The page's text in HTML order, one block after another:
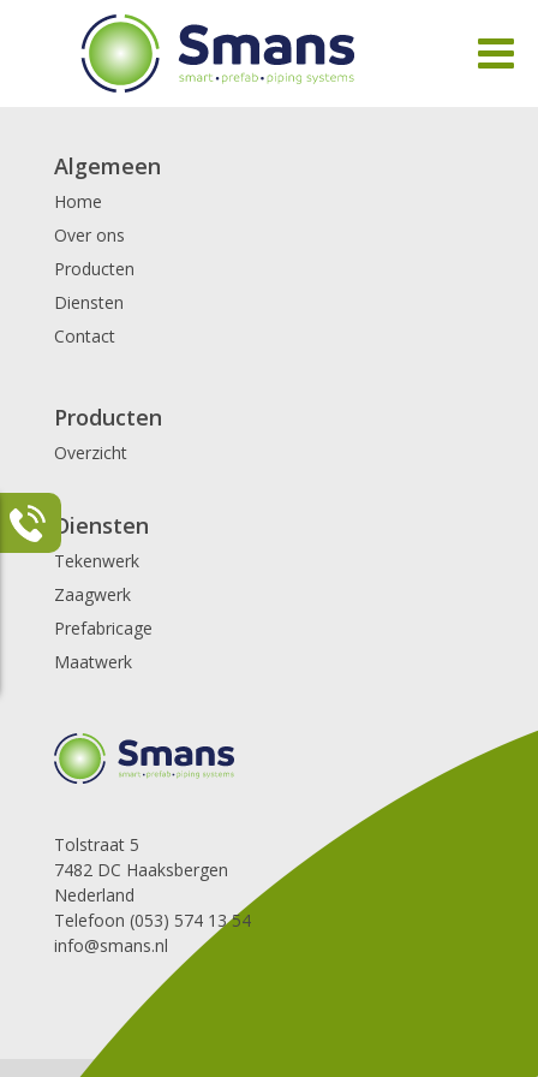
Algemeen
Home
Over ons
Producten
Diensten
Contact
Producten
Overzicht
Diensten
Tekenwerk
Zaagwerk
Prefabricage
Maatwerk
Tolstraat 5
7482 DC Haaksbergen
Nederland
Telefoon (053) 574 13 54
info@smans.nl